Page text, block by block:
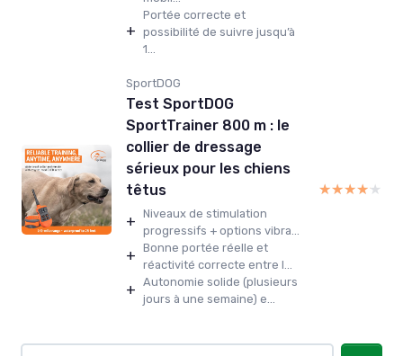
+
Portée correcte et
possibilité de suivre jusqu’à
1...
SportDOG
Test SportDOG
SportTrainer 800 m : le
collier de dressage
sérieux pour les chiens
têtus
+ Niveaux de stimulation
progressifs + options vibra...
+ Bonne portée réelle et
réactivité correcte entre l...
+ Autonomie solide (plusieurs
jours à une semaine) e...
★★★★★
★★★★★